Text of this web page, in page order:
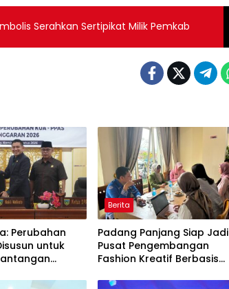
Serahkan Sertipikat Milik Pemkab
Perubahan
untuk
Berita
Padang Panjang Siap Jadi
Pusat Pengembangan
Fashion Kreatif Berbasis